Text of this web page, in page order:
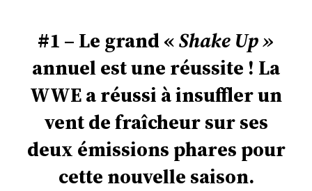
#1 – Le grand «Shake Up »
annuel est une réussite ! La
WWE a réussi à insuffler un
vent de fraîcheur sur ses
deux émissions phares pour
cette nouvelle saison.